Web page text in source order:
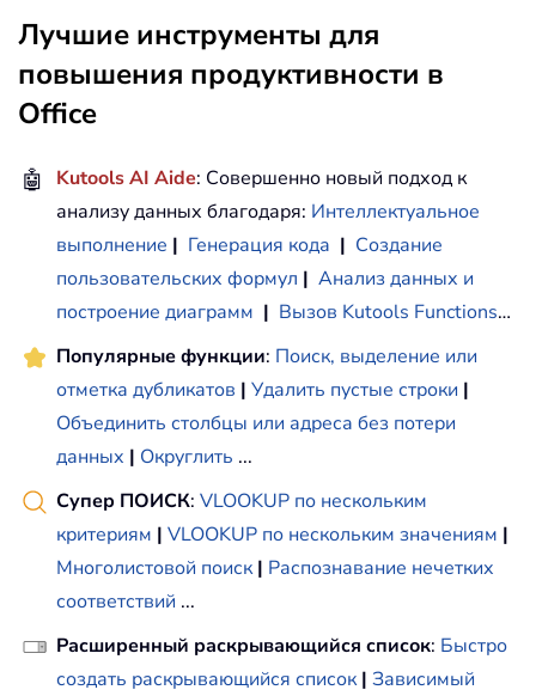
Лучшие инструменты для
повышения продуктивности в
Office
🤖 Kutools AI Aide: Совершенно новый подход к
анализу данных благодаря: Интеллектуальное
выполнение | Генерация кода | Создание
пользовательских формул | Анализ данных и
построение диаграмм | Вызов Kutools Functions…
Популярные функции: Поиск, выделение или
отметка дубликатов | Удалить пустые строки |
Объединить столбцы или адреса без потери
данных | Округлить ...
Супер ПОИСК: VLOOKUP по нескольким
критериям | VLOOKUP по нескольким значениям |
Многолистовой поиск | Распознавание нечетких
соответствий ...
Расширенный раскрывающийся список: Быстро
создать раскрывающийся список | Зависимый